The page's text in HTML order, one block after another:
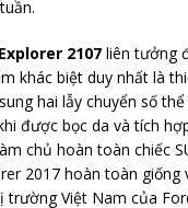
Explorer 2107 liên tưởng
khác biệt duy nhất là
hai lẫy chuyển số
được bọc da và tích
chủ hoàn toàn chiếc
2017 hoàn toàn giống
trường Việt Nam của